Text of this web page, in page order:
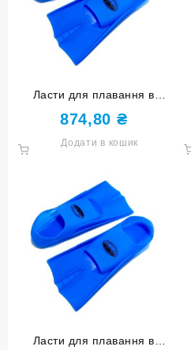
Ласти для плавання в
басейні SNS. Розмір 30-32.
Колір блакитний TE-2737-1-
3032-Г
874,80 ₴
Додати в кошик
Ласти для плавання в